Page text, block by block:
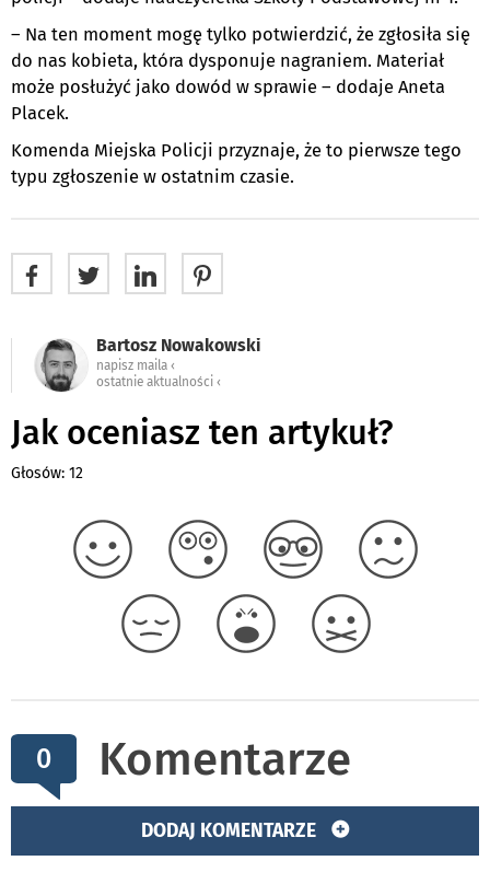
– Na ten moment mogę tylko potwierdzić, że zgłosiła się
do nas kobieta, która dysponuje nagraniem. Materiał
może posłużyć jako dowód w sprawie – dodaje Aneta
Placek.
Komenda Miejska Policji przyznaje, że to pierwsze tego
typu zgłoszenie w ostatnim czasie.
Bartosz Nowakowski
napisz maila ‹
ostatnie aktualności ‹
Jak oceniasz ten artykuł?
Głosów: 12
0 Komentarze
DODAJ KOMENTARZE